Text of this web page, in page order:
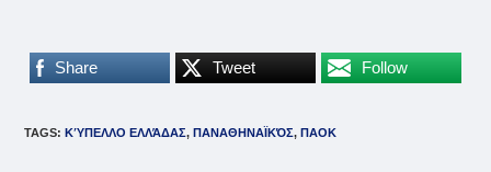
Share Tweet Follow
TAGS: ΚΎΠΕΛΛΟ ΕΛΛΆΔΑΣ, ΠΑΝΑΘΗΝΑΪΚΌΣ, ΠΑΟΚ